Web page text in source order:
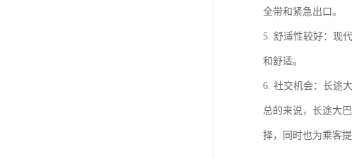
全带和紧急出口。
5. 舒适性较好：现
和舒适。
6. 社交机会：长途
总的来说，长途大
择，同时也为乘客